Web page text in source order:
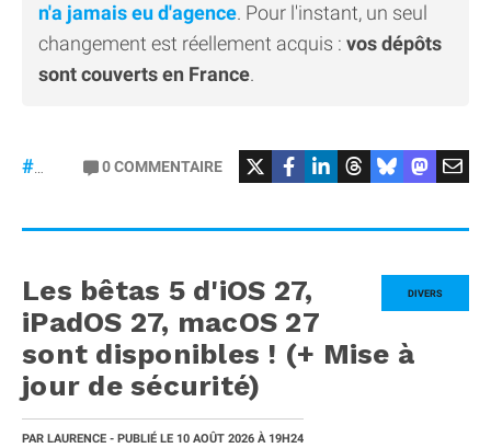
n'a jamais eu d'agence. Pour l'instant, un seul
changement est réellement acquis : vos dépôts
sont couverts en France.
#banque #Revolut
0COMMENTAIRE
DIVERS
Les bêtas 5 d'iOS 27,
iPadOS 27, macOS 27
sont disponibles ! (+ Mise à
jour de sécurité)
PAR LAURENCE - PUBLIÉ LE 10 AOÛT 2026 À 19H24